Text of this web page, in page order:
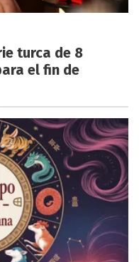
turca de 8
el fin de